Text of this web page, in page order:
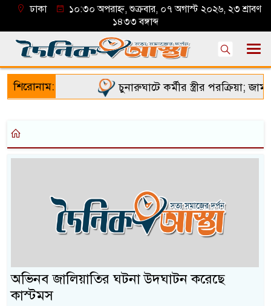
ঢাকা
১০:৩০ অপরাহ্ন, শুক্রবার, ০৭ অগাস্ট ২০২৬, ২৩ শ্রাবণ
১৪৩৩ বঙ্গাব্দ
শিরোনাম: চুনারুঘাটে কর্মীর স্ত্রীর পরক্রিয়া;
অভিনব জালিয়াতির ঘটনা উদঘাটন করেছে
কাস্টমস